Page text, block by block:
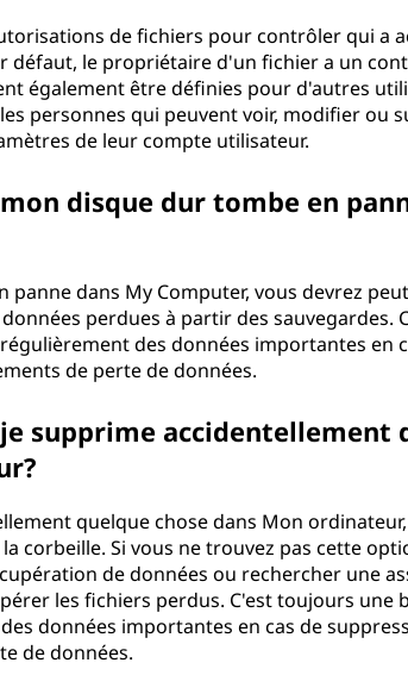
de fichiers pour contrôler qui a
défaut, le propriétaire d'un fichier a un
également être définies pour d'autres
personnes qui peuvent voir, modifier ou
de leur compte utilisateur.
disque dur tombe en
panne dans My Computer, vous devrez
perdues à partir des sauvegardes.
des données importantes en
de perte de données.
supprime accidentellement
quelque chose dans Mon
corbeille. Si vous ne trouvez pas cette
de données ou rechercher une
les fichiers perdus. C'est toujours une
données importantes en cas de
de données.